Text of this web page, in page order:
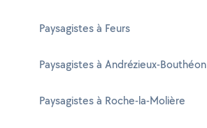
Paysagistes à Feurs
Paysagistes à Andrézieux-Bouthéon
Paysagistes à Roche-la-Molière